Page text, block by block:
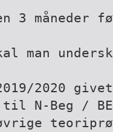
3 måneder
man
2020
N-Beg /
øvrige